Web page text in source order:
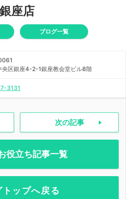
銀座店
ブログ一覧
央区銀座4-2-1銀座教会堂ビル8階
3131
次の記事
役立ち記事一覧
トップへ戻る